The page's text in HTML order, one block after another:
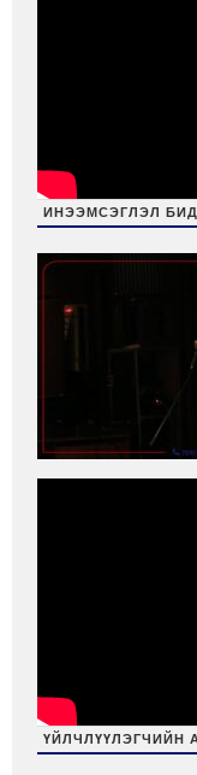
ИНЭЭМСЭГЛЭЛ
ҮЙЛЧЛҮҮЛЭГЧИЙН